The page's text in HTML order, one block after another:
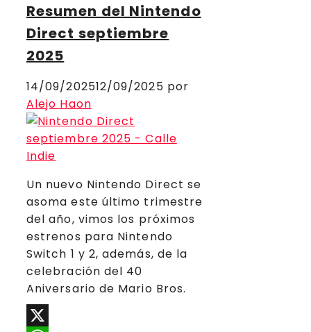
Resumen del Nintendo
Direct septiembre
2025
14/09/202512/09/2025 por
Alejo Haon
Un nuevo Nintendo Direct se
asoma este último trimestre
del año, vimos los próximos
estrenos para Nintendo
Switch 1 y 2, además, de la
celebración del 40
Aniversario de Mario Bros.